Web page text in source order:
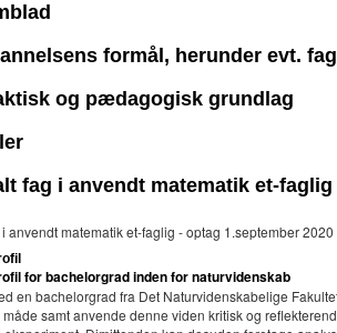
formål, herunder evt.
og pædagogisk grundlag
fag i anvendt matematik et-
anvendt matematik et-faglig - optag 1.september 2020
for bachelorgrad inden for naturvidenskab
en bachelorgrad fra Det Naturvidenskabelige
samt anvende denne viden kritisk og